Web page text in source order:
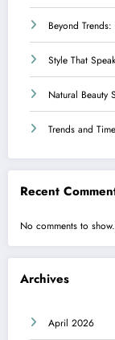
Beyond
Style That
Natural Beauty
Trends and
Recent
No comments to show.
Archives
April 2026